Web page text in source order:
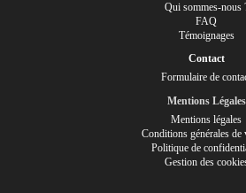
Qui sommes-nous
FAQ
Témoignages
Contact
Formulaire de
Mentions Légales
Mentions légales
Conditions générales de
Politique de
Gestion des